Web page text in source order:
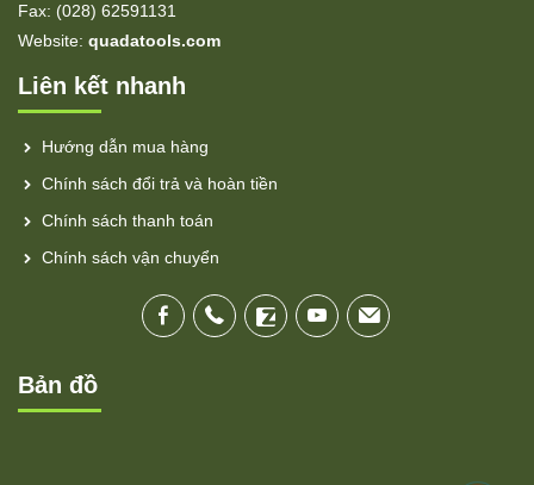
Fax: (028) 62591131
Website: quadatools.com
Liên kết nhanh
Hướng dẫn mua hàng
Chính sách đổi trả và hoàn tiền
Chính sách thanh toán
Chính sách vận chuyển
Bản đồ